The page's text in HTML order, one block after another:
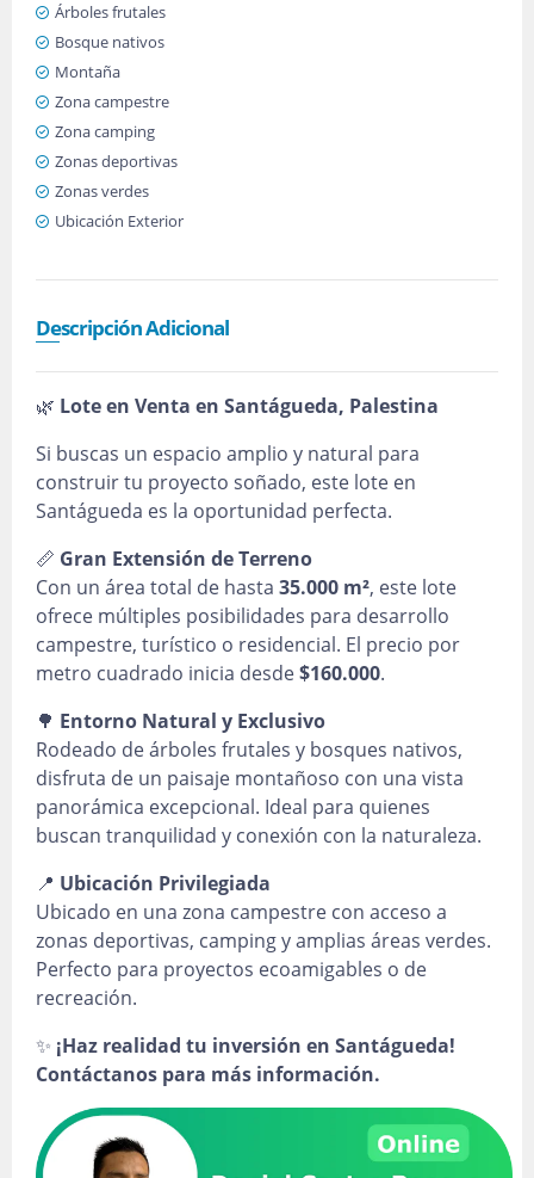
Árboles frutales
Bosque nativos
Montaña
Zona campestre
Zona camping
Zonas deportivas
Zonas verdes
Ubicación Exterior
Descripción Adicional
🌿 Lote en Venta en Santágueda, Palestina
Si buscas un espacio amplio y natural para
construir tu proyecto soñado, este lote en
Santágueda es la oportunidad perfecta.
📏 Gran Extensión de Terreno
Con un área total de hasta 35.000 m², este lote
ofrece múltiples posibilidades para desarrollo
campestre, turístico o residencial. El precio por
metro cuadrado inicia desde$160.000.
🌳 Entorno Natural y Exclusivo
Rodeado de árboles frutales y bosques nativos,
disfruta de un paisaje montañoso con una vista
panorámica excepcional. Ideal para quienes
buscan tranquilidad y conexión con la naturaleza.
📍 Ubicación Privilegiada
Ubicado en una zona campestre con acceso a
zonas deportivas, camping y amplias áreas verdes.
Perfecto para proyectos ecoamigables o de
recreación.
✨ ¡Haz realidad tu inversión en Santágueda!
Contáctanos para más información.